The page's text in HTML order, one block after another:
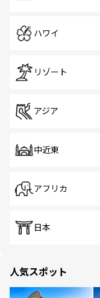
ハワイ
リゾート
アジア
中近東
アフリカ
日本
人気スポット